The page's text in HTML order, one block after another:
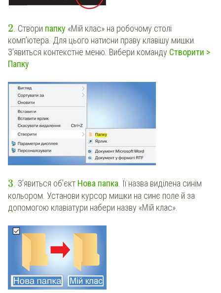
2 . Створи папку «Мій клас» на робочому столі
комп’ютера. Для цього натисни праву клавішу мишки.
З’явиться контекстне меню. Вибери команду Створити >
Папку
3. З’явиться об’єкт Нова папка. Її назва виділена синім
кольором. Установи курсор мишки на синє поле й за
допомогою клавіатури набери назву «Мій клас».